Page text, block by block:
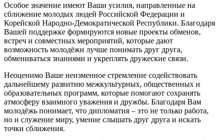
Особое значение имеют Ваши усилия, направленные на
сближение молодых людей Российской Федерации и
Корейской Народно-Демократической Республики. Благодаря
Вашей поддержке формируются новые проекты обменов,
встреч и совместных мероприятий, которые дают
возможность молодёжи лучше понимать друг друга,
обмениваться знаниями и укреплять дружеские связи.
Неоценимо Ваше неизменное стремление содействовать
дальнейшему развитию межкультурных, общественных и
образовательных программ, которые помогают сохранять
атмосферу взаимного уважения и дружбы. Благодаря Вам
молодёжь понимает, что дипломатия – это не только работа,
но и служение миру, умение слышать друг друга и искать
точки сближения.